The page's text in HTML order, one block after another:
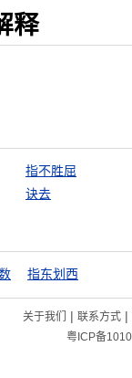
释
指不胜屈
诀去
指东划西
关于我们 | 联系方式|
粤ICP备